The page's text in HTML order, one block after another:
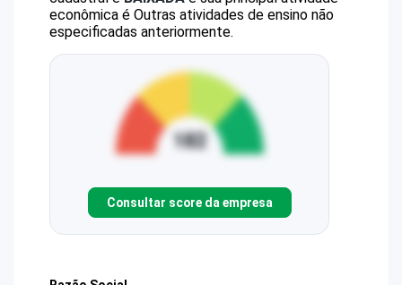
econômica é Outras atividades de ensino não
especificadas anteriormente.
Consultar score da empresa